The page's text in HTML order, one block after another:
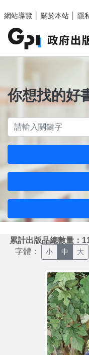
網站導覽
關於本站 隱
你想找的好
累計出版品總數量：
字體： 小 中 大